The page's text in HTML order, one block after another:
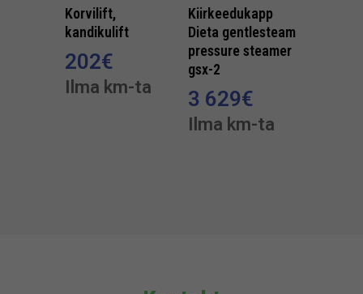
Korvilift,
kandikulift
202€
Ilma km-ta
Kiirkeedukapp
Dieta gentlesteam
pressure steamer
gsx-2
3 629€
Ilma km-ta